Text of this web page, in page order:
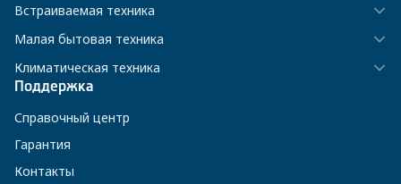
Встраиваемая техника
Малая бытовая техника
Климатическая техника
Поддержка
Справочный центр
Гарантия
Контакты